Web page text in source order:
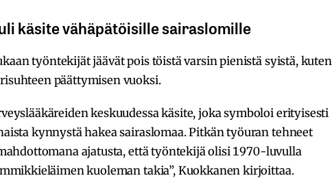
käsite vähäpätöisille sairaslomille
työntekijät jäävät pois töistä varsin pienistä syistä, kuten
päättymisen vuoksi.
keskuudessa käsite, joka symboloi erityisesti
kynnystä hakea sairaslomaa. Pitkän työuran tehneet
ajatusta, että työntekijä olisi 1970-luvulla
kuoleman takia”, Kuokkanen kirjoittaa.